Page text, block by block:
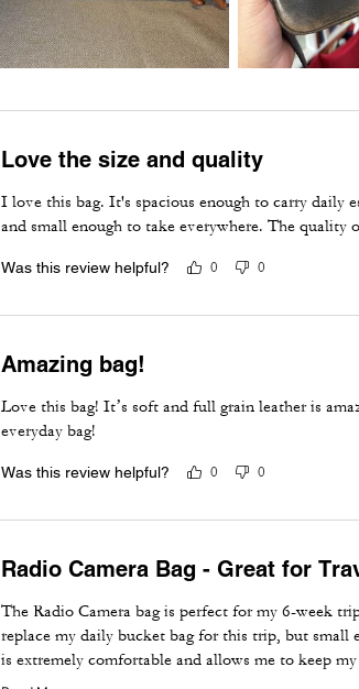
Love the size and quality
I love this bag. It's spacious enough to carry daily
and small enough to take everywhere. The quality
Was this review helpful? 0 0
Amazing bag!
Love this bag! It’s soft and full grain leather is
everyday bag!
Was this review helpful? 0 0
Radio Camera Bag - Great for
The Radio Camera bag is perfect for my 6-week
replace my daily bucket bag for this trip, but small
is extremely comfortable and allows me to keep
valuables safe. I am very pleased. The sales